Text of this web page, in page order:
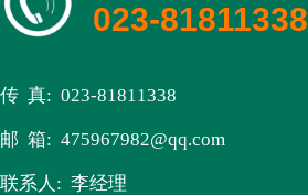
023-81811338
传 真: 023-81811338
邮 箱: 475967982@qq.com
联系人: 李经理